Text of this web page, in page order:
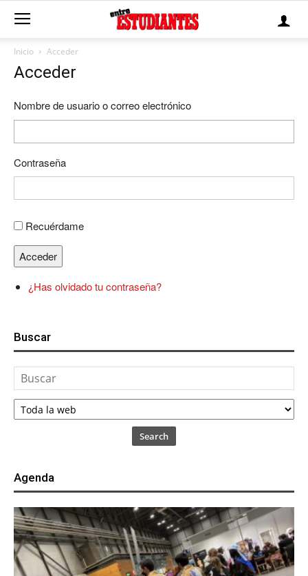
Inicio Acceder
Acceder
Nombre de usuario o correo electrónico
Contraseña
Recuérdame
Acceder
¿Has olvidado tu contraseña?
Buscar
Search
Agenda